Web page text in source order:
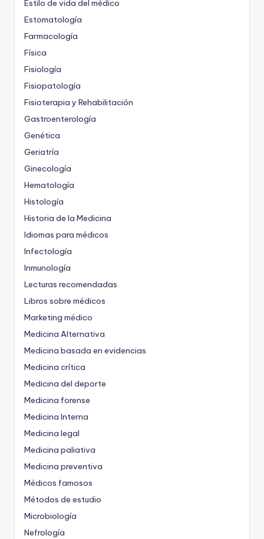
Estilo de vida del médico
Estomatología
Farmacología
Física
Fisiología
Fisiopatología
Fisioterapia y Rehabilitación
Gastroenterología
Genética
Geriatría
Ginecología
Hematología
Histología
Historia de la Medicina
Idiomas para médicos
Infectología
Inmunología
Lecturas recomendadas
Libros sobre médicos
Marketing médico
Medicina Alternativa
Medicina basada en evidencias
Medicina crítica
Medicina del deporte
Medicina forense
Medicina Interna
Medicina legal
Medicina paliativa
Medicina preventiva
Médicos famosos
Métodos de estudio
Microbiología
Nefrología